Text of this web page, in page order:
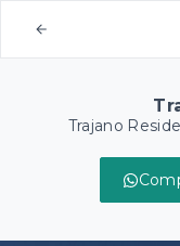
Trajano